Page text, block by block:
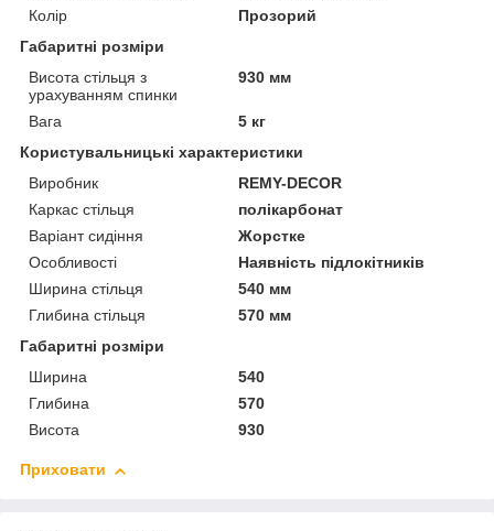
Колір
Прозорий
Габаритні розміри
Висота стільця з
урахуванням спинки
930 мм
Вага
5 кг
Користувальницькі характеристики
Виробник
REMY-DECOR
Каркас стільця
полікарбонат
Варіант сидіння
Жорстке
Особливості
Наявність підлокітників
Ширина стільця
540 мм
Глибина стільця
570 мм
Габаритні розміри
Ширина
540
Глибина
570
Висота
930
Приховати